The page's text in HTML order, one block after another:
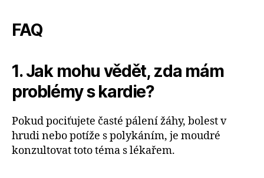
FAQ
1. Jak mohu vědět, zda mám
problémy s kardie?
Pokud pociťujete časté pálení žáhy, bolest v
hrudi nebo potíže s polykáním, je moudré
konzultovat toto téma s lékařem.